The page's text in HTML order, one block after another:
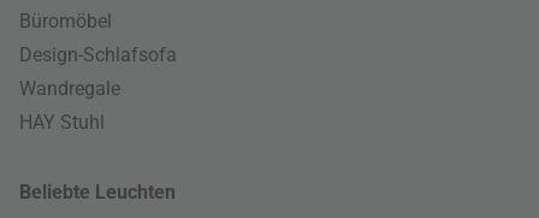
Büromöbel
Design-Schlafsofa
Wandregale
HAY Stuhl
Beliebte Leuchten